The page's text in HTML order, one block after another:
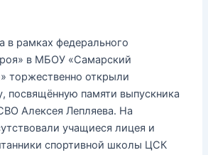
в рамках федерального
в МБОУ «Самарский
торжественно открыли
посвящённую памяти выпускника
Алексея Лепляева. На
учащиеся лицея и
спортивной школы ЦСК